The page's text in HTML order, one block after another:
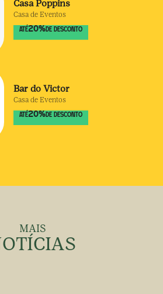
Casa Poppins
Casa de Eventos
ATÉ20% DE DESCONTO
Bar do Victor
Casa de Eventos
ATÉ20% DE DESCONTO
MAIS